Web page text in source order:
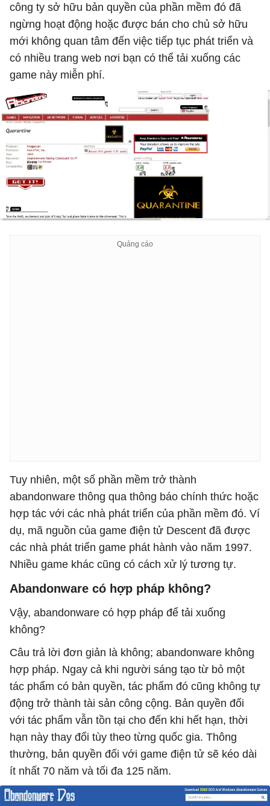
công ty sở hữu bản quyền của phần mềm đó đã
ngừng hoạt động hoặc được bán cho chủ sở hữu
mới không quan tâm đến việc tiếp tục phát triển và
có nhiều trang web nơi bạn có thể tải xuống các
game này miễn phí.
Tuy nhiên, một số phần mềm trở thành
abandonware thông qua thông báo chính thức hoặc
hợp tác với các nhà phát triển của phần mềm đó. Ví
dụ, mã nguồn của game điện tử Descent đã được
các nhà phát triển game phát hành vào năm 1997.
Nhiều game khác cũng có cách xử lý tương tự.
Abandonware có hợp pháp không?
Vậy, abandonware có hợp pháp để tải xuống
không?
Câu trả lời đơn giản là không; abandonware không
hợp pháp. Ngay cả khi người sáng tạo từ bỏ một
tác phẩm có bản quyền, tác phẩm đó cũng không tự
động trở thành tài sản công cộng. Bản quyền đối
với tác phẩm vẫn tồn tại cho đến khi hết hạn, thời
hạn này thay đổi tùy theo từng quốc gia. Thông
thường, bản quyền đối với game điện tử sẽ kéo dài
ít nhất 70 năm và tối đa 125 năm.